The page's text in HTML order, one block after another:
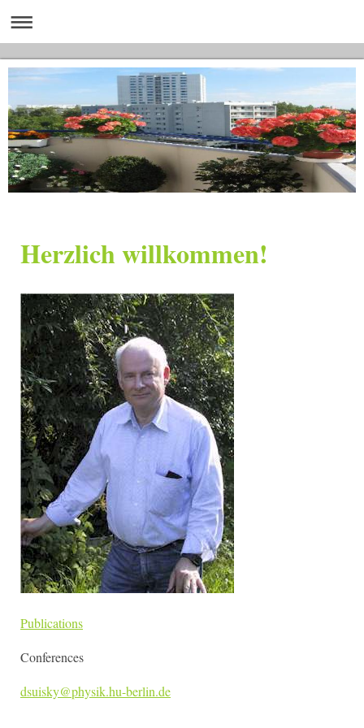
Herzlich willkommen!
Publications
Conferences
dsuisky@physik.hu-berlin.de